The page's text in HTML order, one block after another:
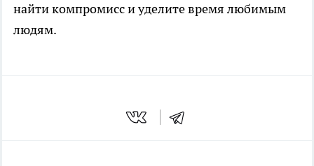
найти компромисс и уделите время любимым
людям.